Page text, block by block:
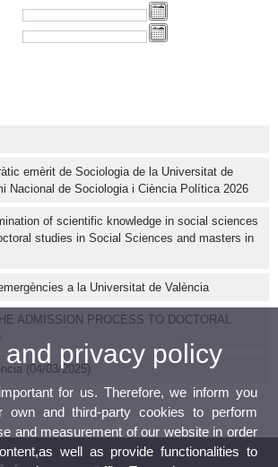
emèrit de Sociologia de la Universitat de
Nacional de Sociologia i Ciència Política 2026
of scientific knowledge in social sciences
studies in Social Sciences and masters in
a la Universitat de València
ADMISSION PROCESS TO DOCTORAL
(04/03/2025)
privacy policy
for us. Therefore, we inform you
own and third-party cookies to perform
and measurement of our website in order
well as provide functionalities to